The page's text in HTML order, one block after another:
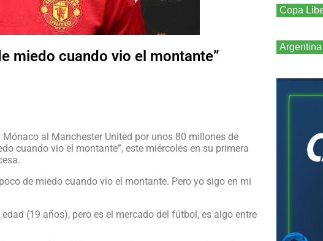
miedo cuando vio el montante”
al Manchester United por unos 80 millones de
cuando vio el montante”, este miércoles en su primera
de miedo cuando vio el montante. Pero yo sigo en mi
(19 años), pero es el mercado del fútbol, es algo entre
Copa
Argentina